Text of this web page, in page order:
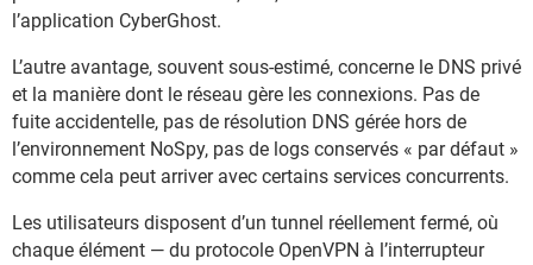
l’application CyberGhost.
L’autre avantage, souvent sous-estimé, concerne le DNS privé
et la manière dont le réseau gère les connexions. Pas de
fuite accidentelle, pas de résolution DNS gérée hors de
l’environnement NoSpy, pas de logs conservés « par défaut »
comme cela peut arriver avec certains services concurrents.
Les utilisateurs disposent d’un tunnel réellement fermé, où
chaque élément — du protocole OpenVPN à l’interrupteur